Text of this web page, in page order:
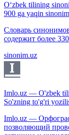
O‘zbek tilining
900 ga yaqin
Словарь
содержит более
sinonim.uz
Imlo.uz — O'zbek
So'zning to'g'ri
Imlo.uz —
позволяющий